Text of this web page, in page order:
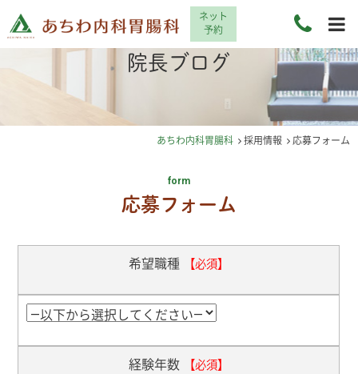
ネット
予約
院長ブログ
あちわ内科胃腸科 採用情報 応募フォーム
form
応募フォーム
希望職種 【必須】
経験年数 【必須】